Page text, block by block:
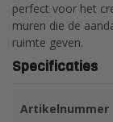
perfect voor het
muren die de
ruimte geven.
Specificaties
Artikelnummer